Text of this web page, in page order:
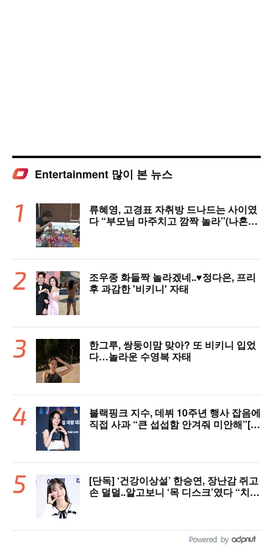
Entertainment 많이 본 뉴스
류혜영, 고경표 자취방 드나드는 사이였
다 “부모님 마주치고 깜짝 놀라”(나혼자
조우종 화들짝 놀라겠네..♥정다은, 프리
후 과감한 '비키니' 자태
한그루, 쌍둥이맘 맞아? 또 비키니 입었
다…놀라운 수영복 자태
블랙핑크 지수, 데뷔 10주년 행사 잡음에
직접 사과 “큰 섭섭함 안겨줘 미안해”[핫
[단독] ‘건강이상설’ 한승연, 장난감 쥐고
손 덜덜..알고보니 ‘목 디스크’였다 “치료